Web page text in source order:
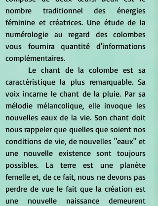
nombre traditionnel des énergies
féminine et créatrices. Une étude de la
numérologie au regard des colombes
vous fournira quantité d'informations
complémentaires.
caractéristique la plus remarquable. Sa
voix incarne le chant de la pluie. Par sa
mélodie mélancolique, elle invoque les
nouvelles eaux de la vie. Son chant doit
nous rappeler que quelles que soient nos
conditions de vie, de nouvelles "eaux" et
une nouvelle existence sont toujours
possibles. La terre est une planète
femelle et, de ce fait, nous ne devons pas
perdre de vue le fait que la création est
une nouvelle naissance demeurent